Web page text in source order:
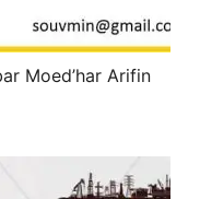
Moed’har Arifin